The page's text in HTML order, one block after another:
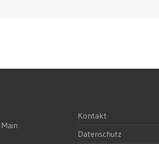
Kontakt
Datenschutz